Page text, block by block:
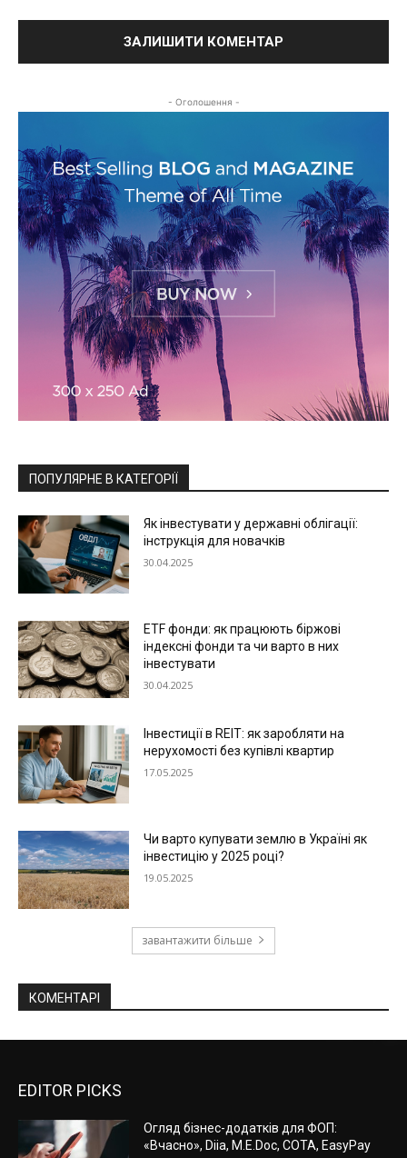
- Оголошення -
ПОПУЛЯРНЕ В КАТЕГОРІЇ
Як інвестувати у державні облігації:
інструкція для новачків
30.04.2025
ETF фонди: як працюють біржові
індексні фонди та чи варто в них
інвестувати
30.04.2025
Інвестиції в REIT: як заробляти на
нерухомості без купівлі квартир
17.05.2025
Чи варто купувати землю в Україні як
інвестицію у 2025 році?
19.05.2025
завантажити більше
КОМЕНТАРІ
EDITOR PICKS
Огляд бізнес-додатків для ФОП:
«Вчасно», Diia, M.E.Doc, СОТА, EasyPay